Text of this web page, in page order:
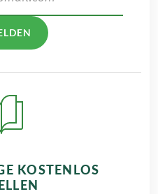
KOSTENLOS